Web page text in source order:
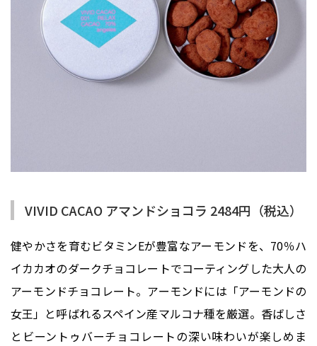
VIVID CACAO アマンドショコラ 2484円（税込）
健やかさを育むビタミンEが豊富なアーモンドを、70％ハ
イカカオのダークチョコレートでコーティングした大人の
アーモンドチョコレート。アーモンドには「アーモンドの
女王」と呼ばれるスペイン産マルコナ種を厳選。香ばしさ
とビーントゥバーチョコレートの深い味わいが楽しめま